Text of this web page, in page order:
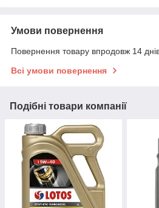
Умови повернення
Повернення товару впродовж 14
Всі умови повернення
Подібні товари компанії